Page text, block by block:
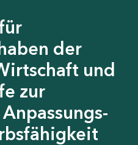
der
und
zur